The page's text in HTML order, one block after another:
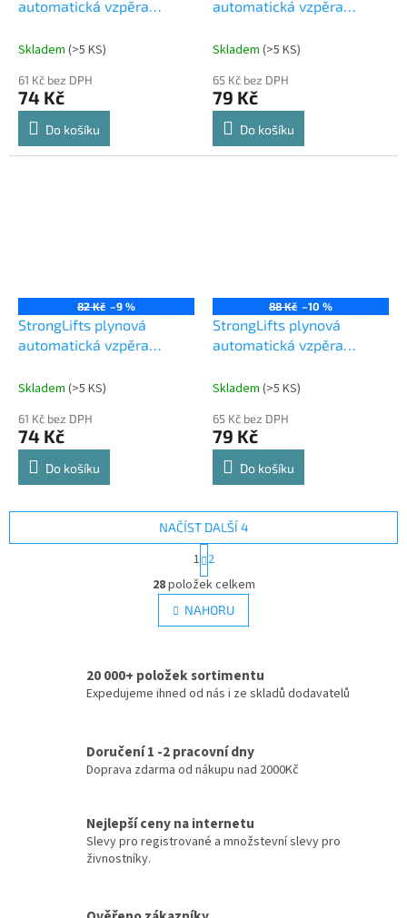
automatická vzpěra
Skladem (>5 KS)
61 Kč bez DPH
74 Kč
Do košíku
automatická vzpěra
Skladem (>5 KS)
65 Kč bez DPH
79 Kč
Do košíku
82 Kč –9 %
StrongLifts plynová
automatická vzpěra
Skladem (>5 KS)
61 Kč bez DPH
74 Kč
Do košíku
88 Kč –10 %
StrongLifts plynová
automatická vzpěra
Skladem (>5 KS)
65 Kč bez DPH
79 Kč
Do košíku
O
v
l
á
c
í
v
k
ý
p
i
NAČÍST DALŠÍ 4
S
t
r
á
n
k
á
n
1 2
28položek celkem
NAHORU
20 000+ položek sortimentu
Expedujeme ihned od nás i ze skladů dodavatelů
Doručení 1 -2 pracovní dny
Doprava zdarma od nákupu nad 2000Kč
Nejlepší ceny na internetu
Slevy pro registrované a množstevní slevy pro
živnostníky.